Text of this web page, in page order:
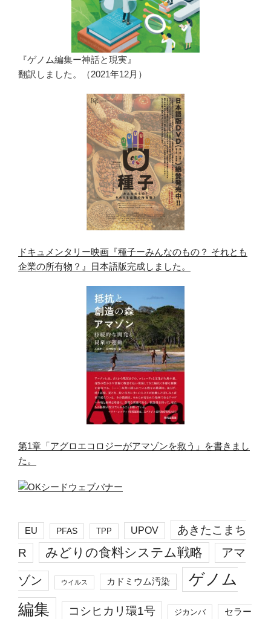
『ゲノム編集ー神話と現実』
翻訳しました。（2021年12月）
ドキュメンタリー映画『種子ーみんなのもの？ それとも
企業の所有物？』日本語版完成しました。
第1章「アグロエコロジーがアマゾンを救う」を書きまし
た。
EU PFAS TPP UPOV
あきたこまち
R
みどりの食料システム戦略 アマ
ゾン ウイルス カドミウム汚染
ゲノム
編集
コシヒカリ環1号 ジカンバ セラー